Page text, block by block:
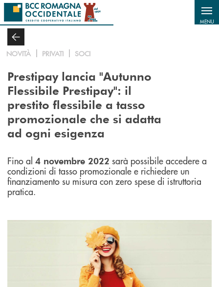
Salta al contenuto principale
MENU
NOVITÀ PRIVATI SOCI
Prestipay lancia "Autunno
Flessibile Prestipay": il
prestito flessibile a tasso
promozionale che si adatta
ad ogni esigenza
Fino al 4 novembre 2022 sarà possibile accedere a
condizioni di tasso promozionale e richiedere un
finanziamento su misura con zero spese di istruttoria
pratica.